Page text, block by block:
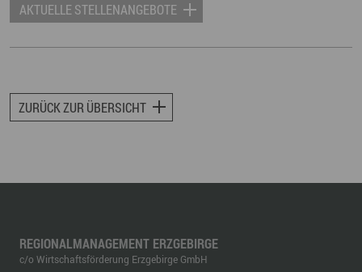
AKTUELLE STELLENANGEBOTE
ZURÜCK ZUR ÜBERSICHT
REGIONALMANAGEMENT ERZGEBIRGE
c/o Wirtschaftsförderung Erzgebirge GmbH